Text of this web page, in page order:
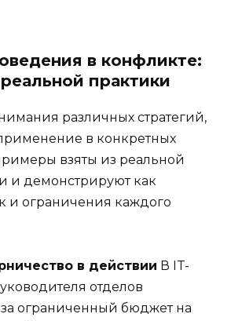
в конфликте:
практики
различных стратегий,
в конкретных
взяты из реальной
и демонстрируют как
и ограничения каждого
в действии В IT-
отделов
ограниченный бюджет на